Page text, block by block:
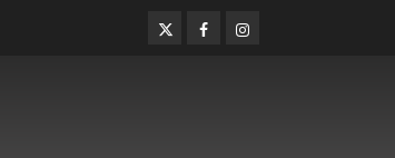
TwitterFacebookInstagram